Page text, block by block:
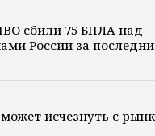
сбили 75 БПЛА над
России за
исчезнуть с